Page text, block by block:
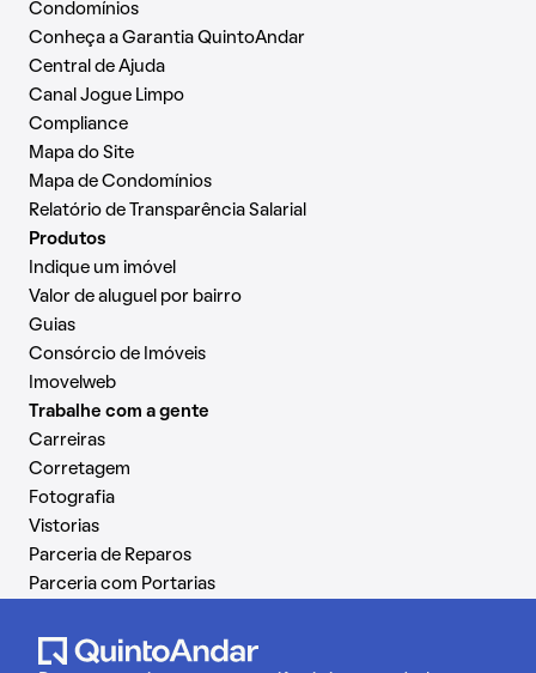
Condomínios
Conheça a Garantia QuintoAndar
Central de Ajuda
Canal Jogue Limpo
Compliance
Mapa do Site
Mapa de Condomínios
Relatório de Transparência Salarial
Produtos
Indique um imóvel
Valor de aluguel por bairro
Guias
Consórcio de Imóveis
Imovelweb
Trabalhe com a gente
Carreiras
Corretagem
Fotografia
Vistorias
Parceria de Reparos
Parceria com Portarias